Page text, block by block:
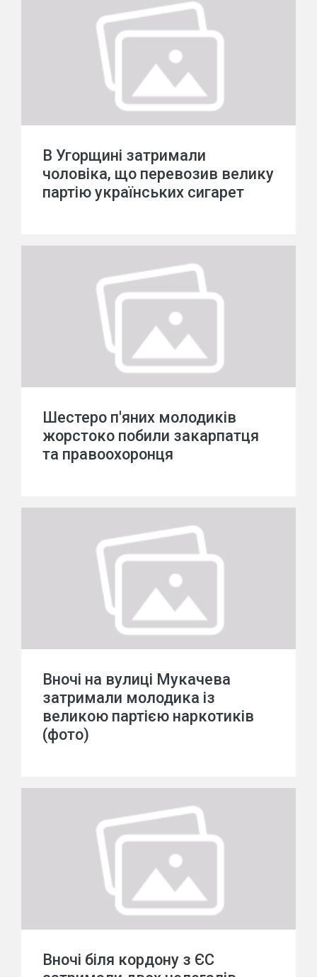
В Угорщині затримали
чоловіка, що перевозив велику
партію українських сигарет
Шестеро п'яних молодиків
жорстоко побили закарпатця
та правоохоронця
Вночі на вулиці Мукачева
затримали молодика із
великою партією наркотиків
(фото)
Вночі біля кордону з ЄС